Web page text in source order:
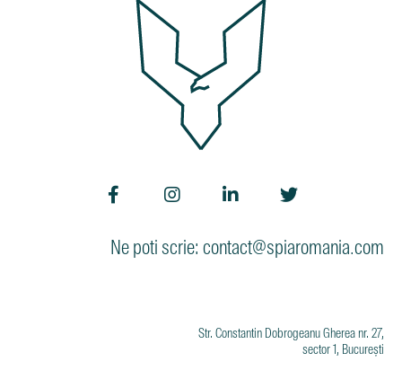
Ne poti scrie: contact@spiaromania.com
Str. Constantin Dobrogeanu Gherea nr. 27,
sector 1, București